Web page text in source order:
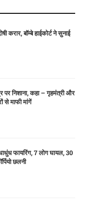
करार, बॉम्बे हाईकोर्ट ने सुनाई
पर निशाना, कहा – गृहमंत्री और
से माफी मांगें
फायरिंग, 7 लोग घायल, 30
छलनी